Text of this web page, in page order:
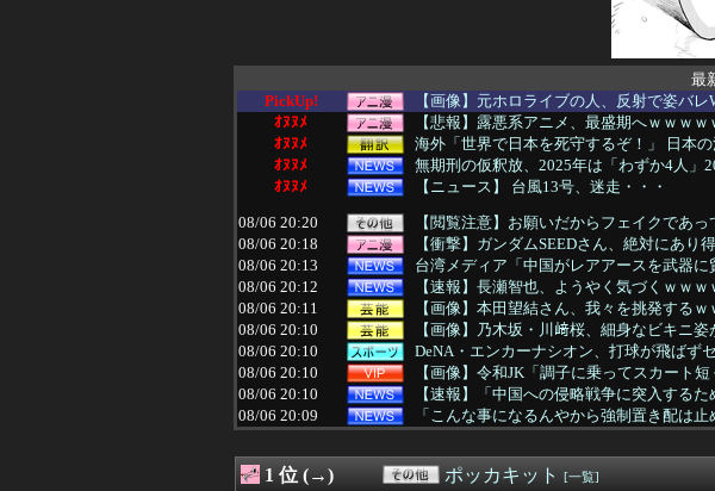
最
PickUp!
【画像】元ホロライブの人、反射で姿バレ
ｵﾇﾇﾒ
【悲報】露悪系アニメ、最盛期へｗｗｗｗ
ｵﾇﾇﾒ
海外「世界で日本を死守するぞ！」 日本
ｵﾇﾇﾒ
無期刑の仮釈放、2025年は「わずか4人」
ｵﾇﾇﾒ
【ニュース】 台風13号、迷走・・・
08/06 20:20
【閲覧注意】お願いだからフェイクであ
08/06 20:18
【衝撃】ガンダムSEEDさん、絶対にあり
08/06 20:13
台湾メディア「中国がレアアースを武器に
08/06 20:12
【速報】長瀬智也、ようやく気づくｗｗｗ
08/06 20:11
【画像】本田望結さん、我々を挑発するｗ
08/06 20:10
【画像】乃木坂・川﨑桜、細身なビキニ姿
08/06 20:10
DeNA・エンカーナシオン、打球が飛ばず
08/06 20:10
【画像】令和JK「調子に乗ってスカート
08/06 20:10
【速報】「中国への侵略戦争に突入する
08/06 20:09
「こんな事になるんやから強制置き配は
08/06 20:08
牧原大成が3安打猛打賞！！またタイムリ
08/06 20:06
【動画】韓国アイドルさん、ヱチヱチ限界
1 位 (→) ポッカキット [一覧]